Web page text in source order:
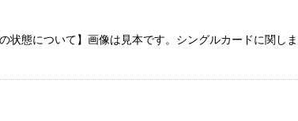
状態について】画像は見本です。シングルカードに関し